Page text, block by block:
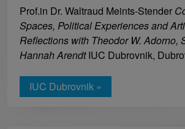
Prof.in Dr. Waltraud Meints-Stender
Spaces, Political Experiences and
Reflections with Theodor W. Adorno,
Hannah ArendtIUC Dubrovnik,
IUC Dubrovnik »